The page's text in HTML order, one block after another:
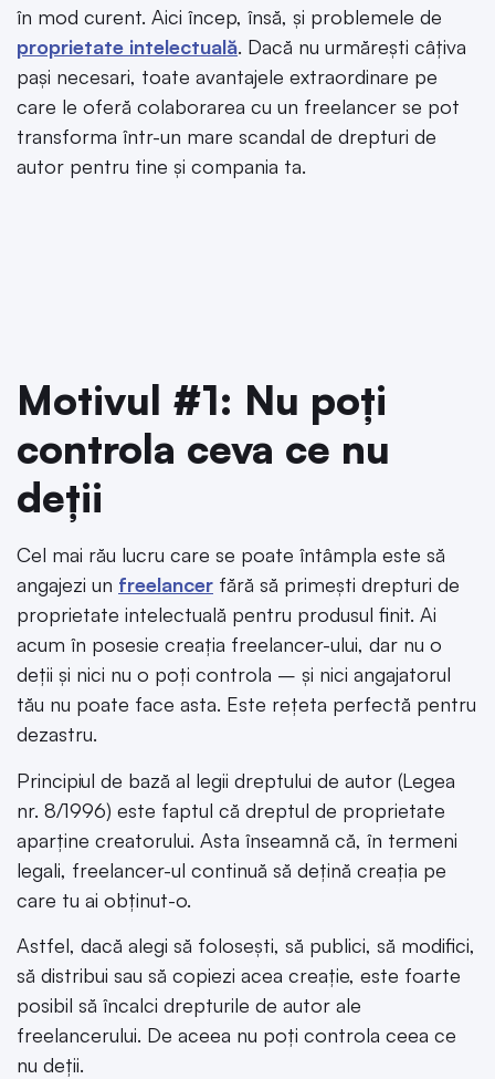
în mod curent. Aici încep, însă, și problemele de
proprietate intelectuală. Dacă nu urmărești câțiva
pași necesari, toate avantajele extraordinare pe
care le oferă colaborarea cu un freelancer se pot
transforma într-un mare scandal de drepturi de
autor pentru tine și compania ta.
Motivul #1: Nu poți
controla ceva ce nu
deții
Cel mai rău lucru care se poate întâmpla este să
angajezi un freelancer fără să primești drepturi de
proprietate intelectuală pentru produsul finit. Ai
acum în posesie creația freelancer-ului, dar nu o
deții și nici nu o poți controla – și nici angajatorul
tău nu poate face asta. Este rețeta perfectă pentru
dezastru.
Principiul de bază al legii dreptului de autor (Legea
nr. 8/1996) este faptul că dreptul de proprietate
aparține creatorului. Asta înseamnă că, în termeni
legali, freelancer-ul continuă să dețină creația pe
care tu ai obținut-o.
Astfel, dacă alegi să folosești, să publici, să modifici,
să distribui sau să copiezi acea creație, este foarte
posibil să încalci drepturile de autor ale
freelancerului. De aceea nu poți controla ceea ce
nu deții.